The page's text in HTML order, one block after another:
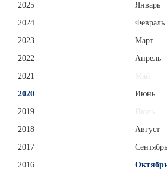
2025
2024
2023
2022
2021
2020
2019
2018
2017
2016
Январь
Февраль
Март
Апрель
Июнь
Август
Сентябрь